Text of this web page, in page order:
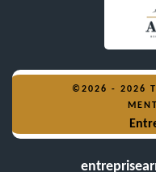
©2026 - 2026